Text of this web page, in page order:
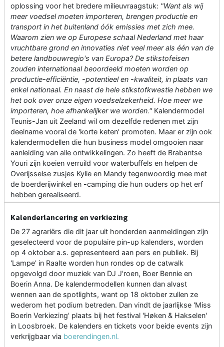
oplossing voor het bredere milieuvraagstuk: "Want als wij
meer voedsel moeten importeren, brengen productie en
transport in het buitenland óók emissies met zich mee.
Waarom zien we op Europese schaal Nederland met haar
vruchtbare grond en innovaties niet veel meer als één van de
betere landbouwregio's van Europa? De stikstofeisen
zouden internationaal beoordeeld moeten worden op
productie-efficiëntie, -potentieel en -kwaliteit, in plaats van
enkel nationaal. En naast de hele stikstofkwestie hebben we
het ook over onze eigen voedselzekerheid. Hoe meer we
importeren, hoe afhankelijker we worden." Kalendermodel
Teunis-Jan uit Zeeland wil om dezelfde redenen met zijn
deelname vooral de 'korte keten' promoten. Maar er zijn ook
kalendermodellen die hun business model omgooien naar
aanleiding van alle ontwikkelingen. Zo heeft de Brabantse
Youri zijn koeien verruild voor waterbuffels en helpen de
Overijsselse zusjes Kylie en Mandy tegenwoordig mee met
de boerderijwinkel en -camping die hun ouders op het erf
hebben gerealiseerd.
Kalenderlancering en verkiezing
De 27 agrariërs die dit jaar uit honderden aanmeldingen zijn
geselecteerd voor de populaire pin-up kalenders, worden
op 4 oktober a.s. gepresenteerd aan pers en publiek. Bij
'Lampe' in Raalte worden hun rondes op de catwalk
opgevolgd door muziek van DJ J'roen, Boer Bennie en
Boerin Anna. De kalendermodellen kunnen dan alvast
wennen aan de spotlights, want op 18 oktober zullen ze
wederom het podium betreden. Dan vindt de jaarlijkse 'Miss
Boerin Verkiezing' plaats bij het festival 'Høken & Hakselen'
in Loosbroek. De kalenders en tickets voor beide events zijn
verkrijgbaar via boerendingen.nl.